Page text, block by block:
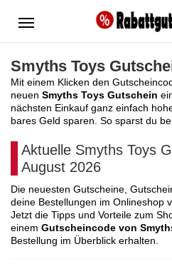
Menü
Smyths Toys
Mit einem Klicken den
neuen Smyths Toys Gutschein
nächsten Einkauf ganz einfach
bares Geld sparen. So sparst du
Aktuelle Smyths Toys
August 2026
Die neuesten Gutscheine,
deine Bestellungen im Onlineshop
Jetzt die Tipps und Vorteile zum
einem Gutscheincode von
Bestellung im Überblick erhalten.